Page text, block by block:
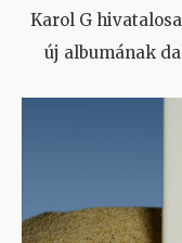
Karol G
új albumának